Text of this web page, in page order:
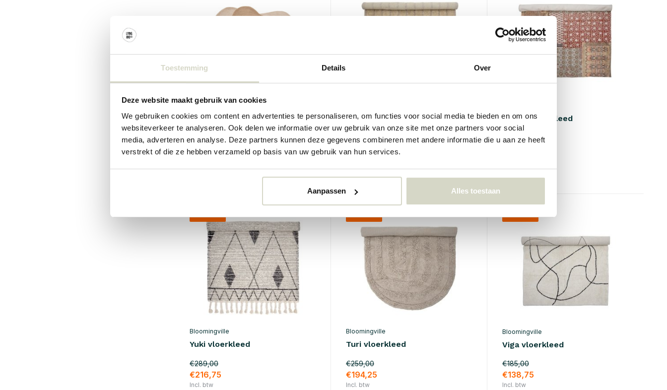
Toestemming Details Over
Deze website maakt gebruik van cookies
We gebruiken cookies om content en advertenties te personaliseren, om functies voor social media te bieden en om ons
websiteverkeer te analyseren. Ook delen we informatie over uw gebruik van onze site met onze partners voor social
media, adverteren en analyse. Deze partners kunnen deze gegevens combineren met andere informatie die u aan ze heeft
verstrekt of die ze hebben verzameld op basis van uw gebruik van hun services.
Aanpassen Alles toestaan
Bloomingville
Denton vloerkleed
€169,00
€126,75
• Op voorraad
Any vloerkleed
€269,00
€201,75
• Op voorraad
Ysolde vloerkleed
€259,00
• Op voorraad
Bloomingville
Yuki vloerkleed
€289,00
€216,75
Incl. btw
Bloomingville
Turi vloerkleed
€259,00
€194,25
Incl. btw
Bloomingville
Viga vloerkleed
€185,00
€138,75
Incl. btw